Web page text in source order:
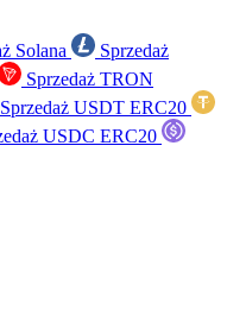
Solana
Sprzedaż
Sprzedaż TRON
Sprzedaż USDT ERC20
USDC ERC20